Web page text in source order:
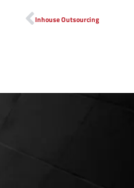
Inhouse Outsourcing